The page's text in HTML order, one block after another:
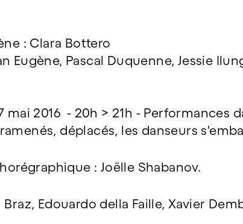
: Clara Bottero
Eugène, Pascal Duquenne, Jessie
mai 2016 - 20h > 21h - Performances
déplacés, les danseurs
: Joëlle Shabanov.
Edouardo della Faille, Xavier